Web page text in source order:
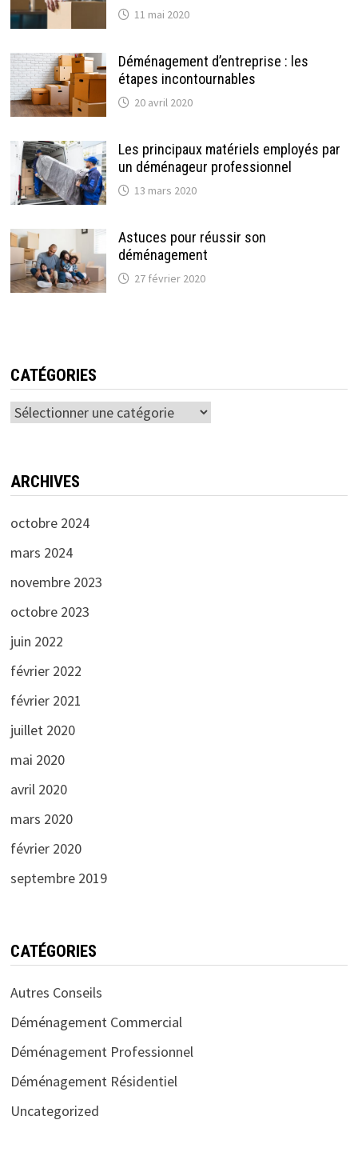
11 mai 2020
Déménagement d’entreprise : les
étapes incontournables
20 avril 2020
Les principaux matériels employés par
un déménageur professionnel
13 mars 2020
Astuces pour réussir son
déménagement
27 février 2020
CATÉGORIES
Catégories
ARCHIVES
octobre 2024
mars 2024
novembre 2023
octobre 2023
juin 2022
février 2022
février 2021
juillet 2020
mai 2020
avril 2020
mars 2020
février 2020
septembre 2019
CATÉGORIES
Autres Conseils
Déménagement Commercial
Déménagement Professionnel
Déménagement Résidentiel
Uncategorized